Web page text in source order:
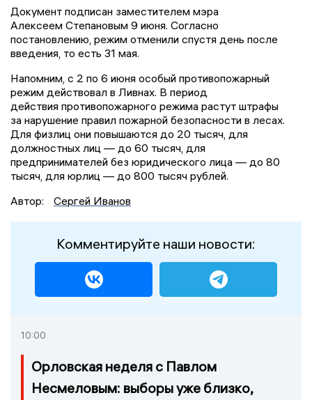
Документ подписан заместителем мэра
Алексеем Степановым 9 июня. Согласно
постановлению, режим отменили спустя день после
введения, то есть 31 мая.
Напомним, с 2 по 6 июня особый противопожарный
режим действовал в Ливнах. В период
действия противопожарного режима растут штрафы
за нарушение правил пожарной безопасности в лесах.
Для физлиц они повышаются до 20 тысяч, для
должностных лиц — до 60 тысяч, для
предпринимателей без юридического лица — до 80
тысяч, для юрлиц — до 800 тысяч рублей.
Автор:
Сергей Иванов
Комментируйте наши новости:
10:00
Орловская неделя с Павлом
Несмеловым: выборы уже близко,